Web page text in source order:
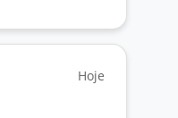
Hoje